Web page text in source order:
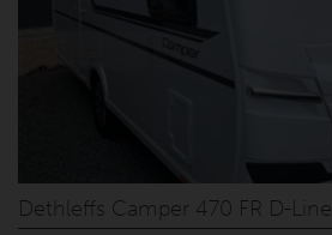
Dethleffs Camper 470 FR D-Line